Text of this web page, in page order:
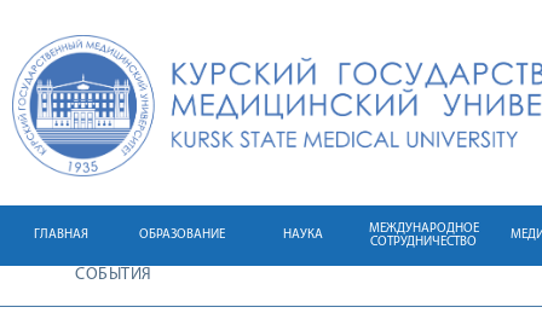
ГЛАВНАЯ ОБРАЗОВАНИЕ НАУКА
МЕЖДУНАРОДНОЕ
СОТРУДНИЧЕСТВО
СОБЫТИЯ